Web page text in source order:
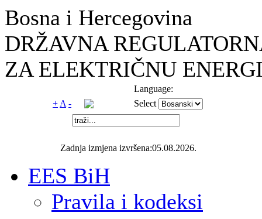
Bosna i Hercegovina
DRŽAVNA
ZA ELEKTRIČNU
Language:
+ A - Select
Zadnja izmjena izvršena:05.08.2026.
EES BiH
Pravila i kodeksi